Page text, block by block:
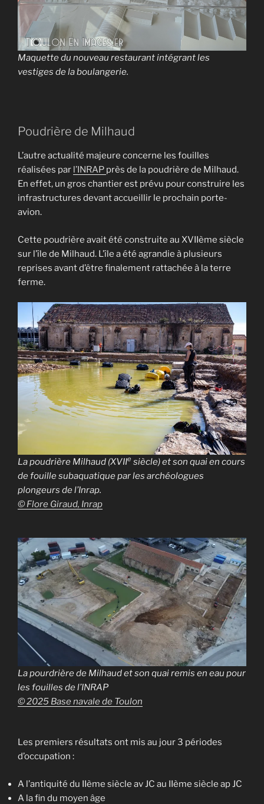
Maquette du nouveau restaurant intégrant les
vestiges de la boulangerie.
Poudrière de Milhaud
L’autre actualité majeure concerne les fouilles
réalisées par l’INRAP près de la poudrière de Milhaud.
En effet, un gros chantier est prévu pour construire les
infrastructures devant accueillir le prochain porte-
avion.
Cette poudrière avait été construite au XVIIème siècle
sur l’île de Milhaud. L’île a été agrandie à plusieurs
reprises avant d’être finalement rattachée à la terre
ferme.
La poudrière Milhaud (XVIIe siècle) et son quai en cours
de fouille subaquatique par les archéologues
plongeurs de l’Inrap.
© Flore Giraud, Inrap
La pourdrière de Milhaud et son quai remis en eau pour
les fouilles de l’INRAP
© 2025 Base navale de Toulon
Les premiers résultats ont mis au jour 3 périodes
d’occupation :
A l’antiquité du IIème siècle av JC au IIème siècle ap JC
A la fin du moyen âge